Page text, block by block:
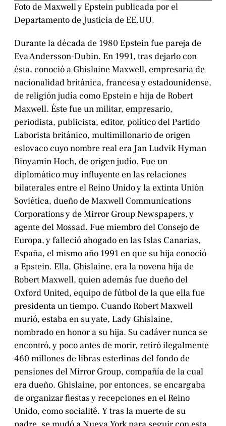
Foto de Maxwell y Epstein publicada por el
Departamento de Justicia de EE.UU.
Durante la década de 1980 Epstein fue pareja de
Eva Andersson-Dubin. En 1991, tras dejarlo con
ésta, conoció a Ghislaine Maxwell, empresaria de
nacionalidad británica, francesa y estadounidense,
de religión judía como Epstein e hija de Robert
Maxwell. Éste fue un militar, empresario,
periodista, publicista, editor, político del Partido
Laborista británico, multimillonario de origen
eslovaco cuyo nombre real era Jan Ludvik Hyman
Binyamin Hoch, de origen judío. Fue un
diplomático muy influyente en las relaciones
bilaterales entre el Reino Unido y la extinta Unión
Soviética, dueño de Maxwell Communications
Corporations y de Mirror Group Newspapers, y
agente del Mossad. Fue miembro del Consejo de
Europa, y falleció ahogado en las Islas Canarias,
España, el mismo año 1991 en que su hija conoció
a Epstein. Ella, Ghislaine, era la novena hija de
Robert Maxwell, quien además fue dueño del
Oxford United, equipo de fútbol de la que ella fue
presidenta un tiempo. Cuando Robert Maxwell
murió, estaba en su yate, Lady Ghislaine,
nombrado en honor a su hija. Su cadáver nunca se
encontró, y poco antes de morir, retiró ilegalmente
460 millones de libras esterlinas del fondo de
pensiones del Mirror Group, compañía de la cual
era dueño. Ghislaine, por entonces, se encargaba
de organizar fiestas y recepciones en el Reino
Unido, como socialité. Y tras la muerte de su